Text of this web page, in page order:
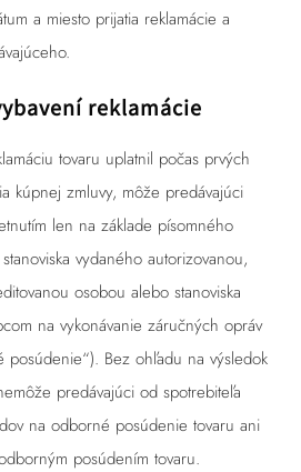
a miesto prijatia reklamácie a
reklamácie
tovaru uplatnil počas prvých
kúpnej zmluvy, môže predávajúci
len na základe písomného
vydaného autorizovanou,
osobou alebo stanoviska
na vykonávanie záručných opráv
posúdenie“). Bez ohľadu na výsledok
predávajúci od spotrebiteľa
na odborné posúdenie tovaru ani
posúdením tovaru.